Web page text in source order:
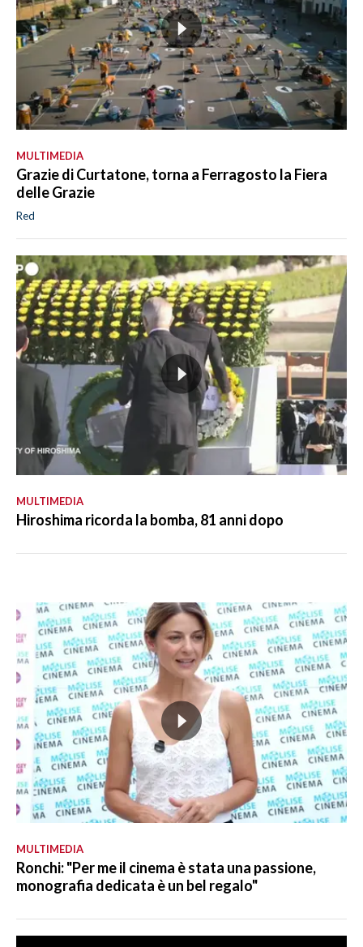
MULTIMEDIA
Grazie di Curtatone, torna a Ferragosto la Fiera
delle Grazie
Red
MULTIMEDIA
Hiroshima ricorda la bomba, 81 anni dopo
MULTIMEDIA
Ronchi: "Per me il cinema è stata una passione,
monografia dedicata è un bel regalo"